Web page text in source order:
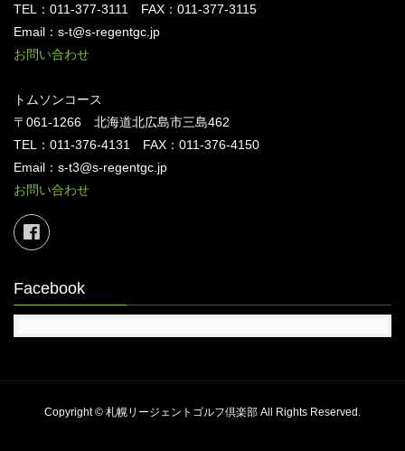
TEL：011-377-3111 FAX：011-377-3115
Email：s-t@s-regentgc.jp
お問い合わせ
トムソンコース
〒061-1266 北海道北広島市三島462
TEL：011-376-4131 FAX：011-376-4150
Email：s-t3@s-regentgc.jp
お問い合わせ
Facebook
Copyright © 札幌リージェントゴルフ倶楽部 All Rights Reserved.